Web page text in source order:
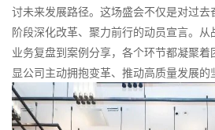
讨未来发展路径。这场盛会不仅是对过
阶段深化改革、聚力前行的动员宣言。
业务复盘到案例分享，各个环节都凝聚
显公司主动拥抱变革、推动高质量发展的